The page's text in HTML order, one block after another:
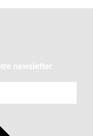
newsletter